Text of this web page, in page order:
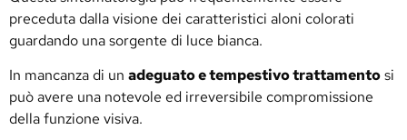
preceduta dalla visione dei caratteristici aloni colorati
guardando una sorgente di luce bianca.
In mancanza di un adeguato e tempestivo trattamentosi
può avere una notevole ed irreversibile compromissione
della funzione visiva.